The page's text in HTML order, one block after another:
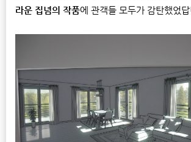
라운 집념의 작품에 관객들 모두가 감탄했었답